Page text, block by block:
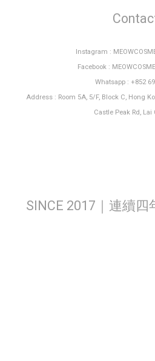
Instagram :
Facebook :
Whatsapp : +852
Address : Room 5A, 5/F, Block C, Hong
Castle Peak Rd, Lai
SINCE 2017｜連續